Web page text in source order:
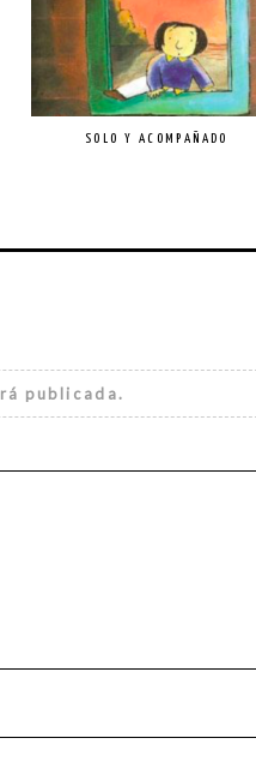
SOLO Y ACOMPAÑADO
publicada.